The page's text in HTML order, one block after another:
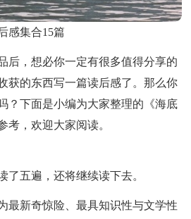
感集合15篇
后，想必你一定有很多值得分享的
获的东西写一篇读后感了。那么你
？下面是小编为大家整理的《海底
考，欢迎大家阅读。
了五遍，还将继续读下去。
最新奇惊险、最具知识性与文学性